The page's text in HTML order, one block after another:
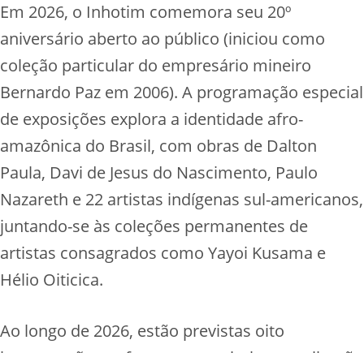
Em 2026, o Inhotim comemora seu 20º
aniversário aberto ao público (iniciou como
coleção particular do empresário mineiro
Bernardo Paz em 2006). A programação especial
de exposições explora a identidade afro-
amazônica do Brasil, com obras de Dalton
Paula, Davi de Jesus do Nascimento, Paulo
Nazareth e 22 artistas indígenas sul-americanos,
juntando-se às coleções permanentes de
artistas consagrados como Yayoi Kusama e
Hélio Oiticica.
Ao longo de 2026, estão previstas oito